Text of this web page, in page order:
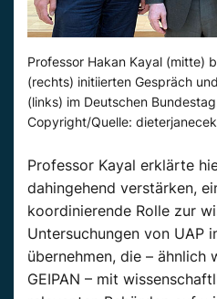
Professor Hakan Kayal (mitte)
(rechts) initiierten Gespräch
(links) im Deutschen
Copyright/Quelle:
Professor Kayal erklärte
dahingehend verstärken,
koordinierende Rolle zur
Untersuchungen von UAP
übernehmen, die – ähnlich
GEIPAN – mit